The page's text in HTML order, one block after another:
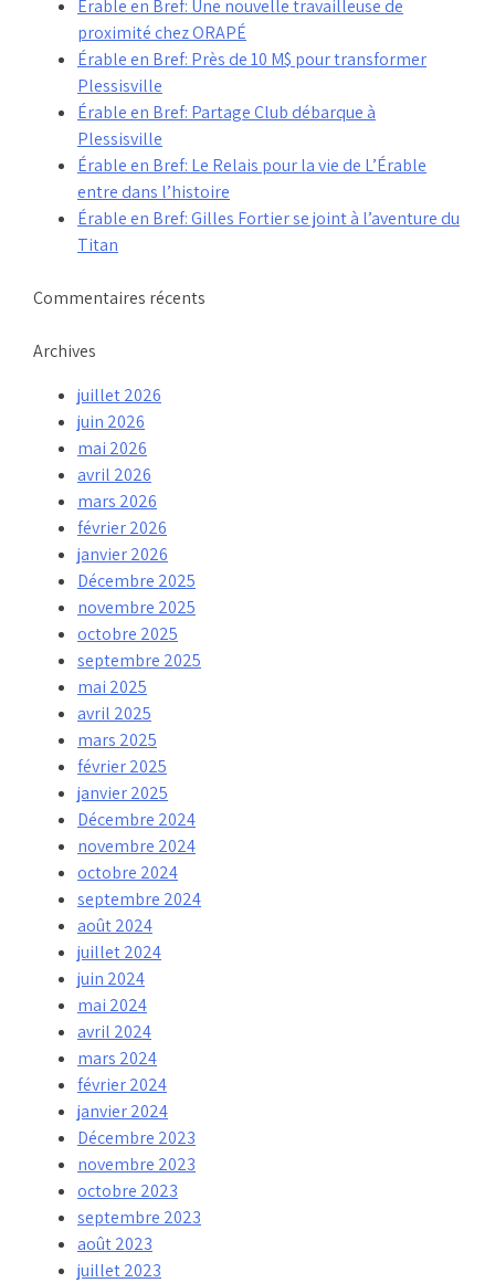
Érable en Bref: Une nouvelle travailleuse de
proximité chez ORAPÉ
Érable en Bref: Près de 10 M$ pour transformer
Plessisville
Érable en Bref: Partage Club débarque à
Plessisville
Érable en Bref: Le Relais pour la vie de L’Érable
entre dans l’histoire
Érable en Bref: Gilles Fortier se joint à l’aventure du
Titan
Commentaires récents
Archives
juillet 2026
juin 2026
mai 2026
avril 2026
mars 2026
février 2026
janvier 2026
Décembre 2025
novembre 2025
octobre 2025
septembre 2025
mai 2025
avril 2025
mars 2025
février 2025
janvier 2025
Décembre 2024
novembre 2024
octobre 2024
septembre 2024
août 2024
juillet 2024
juin 2024
mai 2024
avril 2024
mars 2024
février 2024
janvier 2024
Décembre 2023
novembre 2023
octobre 2023
septembre 2023
août 2023
juillet 2023